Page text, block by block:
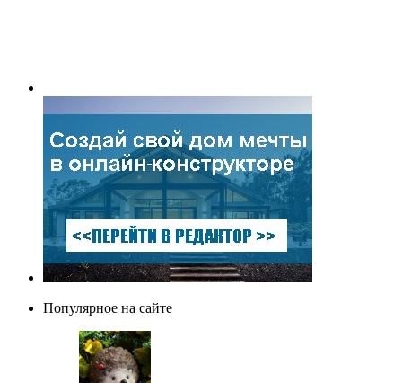
Популярное на сайте